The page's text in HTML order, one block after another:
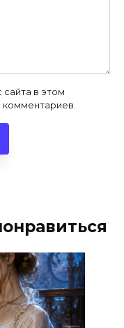
в этом
комментариев.